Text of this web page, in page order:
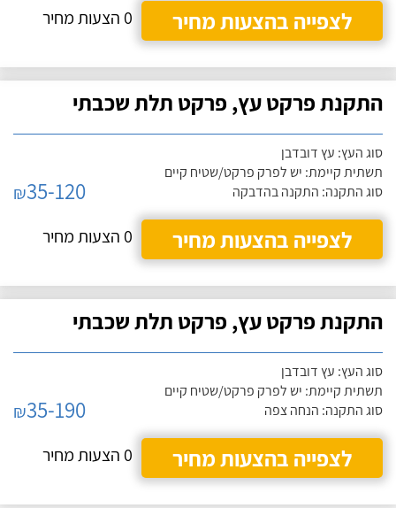
לצפייה בהצעות מחיר
0 הצעות מחיר
התקנת פרקט עץ, פרקט תלת שכבתי
סוג העץ: עץ דובדבן
תשתית קיימת: יש לפרק פרקט/שטיח קיים
סוג התקנה: התקנה בהדבקה
₪35-120
לצפייה בהצעות מחיר
0 הצעות מחיר
התקנת פרקט עץ, פרקט תלת שכבתי
סוג העץ: עץ דובדבן
תשתית קיימת: יש לפרק פרקט/שטיח קיים
סוג התקנה: הנחה צפה
₪35-190
לצפייה בהצעות מחיר
0 הצעות מחיר